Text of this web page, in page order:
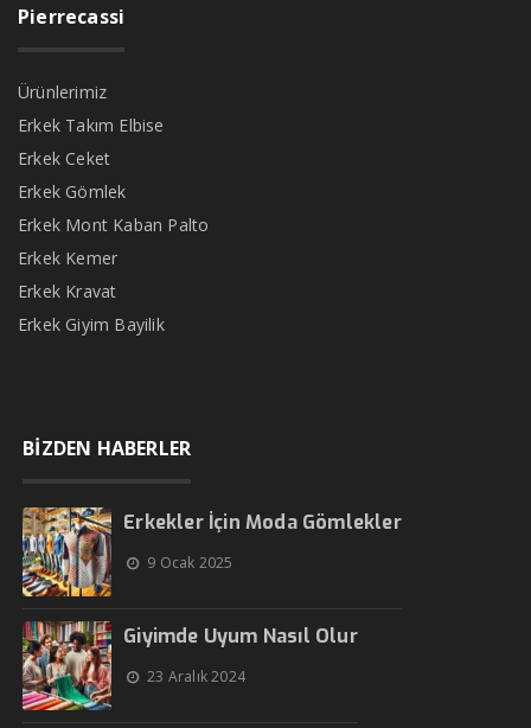
Pierrecassi
Ürünlerimiz
Erkek Takım Elbise
Erkek Ceket
Erkek Gömlek
Erkek Mont Kaban Palto
Erkek Kemer
Erkek Kravat
Erkek Giyim Bayilik
BİZDEN HABERLER
Erkekler İçin Moda Gömlekler
9 Ocak 2025
Giyimde Uyum Nasıl Olur
23 Aralık 2024